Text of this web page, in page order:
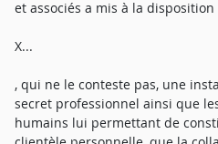
et associés a mis à la
X...
, qui ne le conteste pas, une
secret professionnel ainsi que
humains lui permettant de